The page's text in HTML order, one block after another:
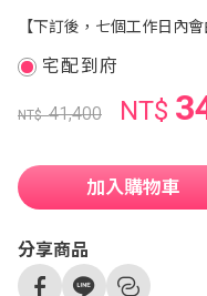
【下訂後，七個工作日內
宅配到府
NT$41,400 NT$
加入購物車
分享商品